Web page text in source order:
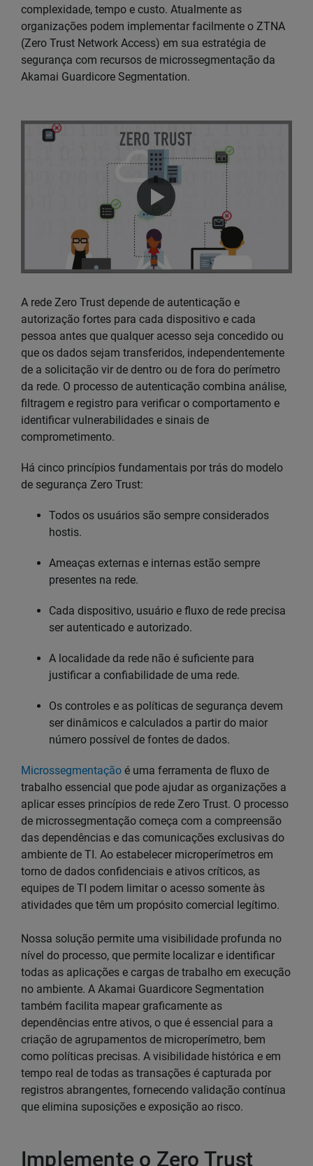
complexidade, tempo e custo. Atualmente as
organizações podem implementar facilmente o ZTNA
(Zero Trust Network Access) em sua estratégia de
segurança com recursos de microssegmentação da
Akamai Guardicore Segmentation.
A rede Zero Trust depende de autenticação e
autorização fortes para cada dispositivo e cada
pessoa antes que qualquer acesso seja concedido ou
que os dados sejam transferidos, independentemente
de a solicitação vir de dentro ou de fora do perímetro
da rede. O processo de autenticação combina análise,
filtragem e registro para verificar o comportamento e
identificar vulnerabilidades e sinais de
comprometimento.
Há cinco princípios fundamentais por trás do modelo
de segurança Zero Trust:
Todos os usuários são sempre considerados
hostis.
Ameaças externas e internas estão sempre
presentes na rede.
Cada dispositivo, usuário e fluxo de rede precisa
ser autenticado e autorizado.
A localidade da rede não é suficiente para
justificar a confiabilidade de uma rede.
Os controles e as políticas de segurança devem
ser dinâmicos e calculados a partir do maior
número possível de fontes de dados.
Microssegmentação é uma ferramenta de fluxo de
trabalho essencial que pode ajudar as organizações a
aplicar esses princípios de rede Zero Trust. O processo
de microssegmentação começa com a compreensão
das dependências e das comunicações exclusivas do
ambiente de TI. Ao estabelecer microperímetros em
torno de dados confidenciais e ativos críticos, as
equipes de TI podem limitar o acesso somente às
atividades que têm um propósito comercial legítimo.
Nossa solução permite uma visibilidade profunda no
nível do processo, que permite localizar e identificar
todas as aplicações e cargas de trabalho em execução
no ambiente. A Akamai Guardicore Segmentation
também facilita mapear graficamente as
dependências entre ativos, o que é essencial para a
criação de agrupamentos de microperímetro, bem
como políticas precisas. A visibilidade histórica e em
tempo real de todas as transações é capturada por
registros abrangentes, fornecendo validação contínua
que elimina suposições e exposição ao risco.
Implemente o Zero Trust